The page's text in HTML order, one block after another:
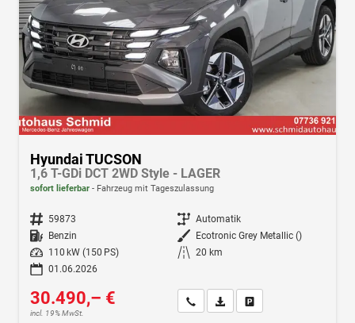
Hyundai TUCSON
1,6 T-GDi DCT 2WD Style - LAGER
sofort lieferbar Fahrzeug mit Tageszulassung
Fahrzeugnr. 59873 Getriebe Automatik
Kraftstoff Benzin Außenfarbe Ecotronic Grey Metallic ()
Leistung
110 kW (150 PS) Kilometerstand 20 km
01.06.2026
30.490,– €
incl. 19% MwSt.
Wir rufen Sie anFahrzeugexposé (PDF)